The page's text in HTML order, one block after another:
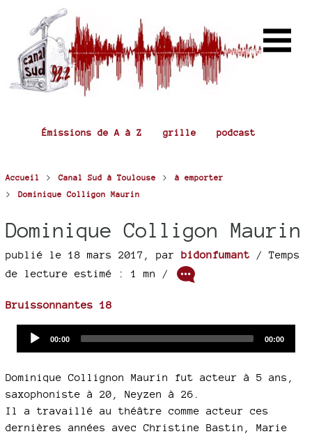
Émissions de A à Z grille podcast
Accueil > Canal Sud à Toulouse > à emporter
> Dominique Colligon Maurin
Dominique Colligon Maurin
publié le 18 mars 2017 par bidonfumant / Temps
de lecture estimé : 1 mn /
Bruissonnantes 18
Current
00:00
Total
00:00
Dominique Collignon Maurin fut acteur à 5 ans,
saxophoniste à 20, Neyzen à 26.
Il a travaillé au théâtre comme acteur ces
dernières années avec Christine Bastin, Marie